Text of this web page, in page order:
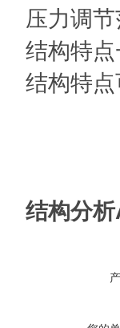
压力调
结构特
结构特
结构分